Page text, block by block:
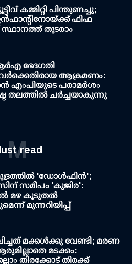
കമ്മിറ്റി പിന്തുണച്ചു;
ഫിഫ
സ്ഥാനത്ത് തുടരാം
ഭേദഗതി
ആക്രമണം:
എംപിയുടെ പരാമർശം
തലത്തിൽ ചർച്ചയാകുന്നു
read
M
'ഡോള്‍ഫിന്‍';
സമീപം 'കുജിര':
മഴ കൂടുതല്‍
മുന്നറിയിപ്പ്
മക്കള്‍ക്കു വേണ്ടി; മരണ
മടക്കം:
തിരക്കോട് തിരക്ക്